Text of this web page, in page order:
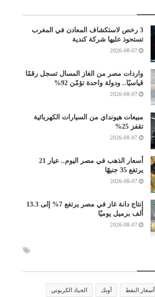
3 رخص لاستكشاف المعادن في المغرب
تستحوذ عليها شركة كندية
2026-08-07
واردات مصر من الغاز المسال تسجل رقمًا
قياسيًا.. ودولة واحدة تؤمّن 92%
2026-08-07
مبيعات هيونداي من السيارات الكهربائية
تقفز 25%
2026-08-07
أسعار الذهب في مصر اليوم.. عيار 21
يرتفع 35 جنيهًا
2026-08-07
إنتاج دانة غاز في مصر يرتفع 7% إلى 13.3
ألف برميل يوميًا
2026-08-07
أسعار النفط أوبك الحياد الكربوني